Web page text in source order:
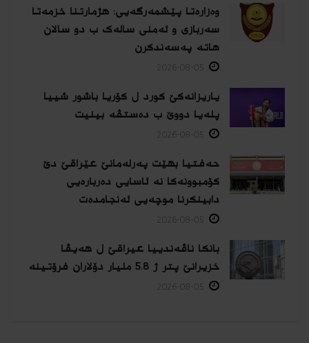
وەزارەتا پێشمەرگەیی: هژمارتنا خزمەتا
سەربازی و ئەمنی سالەک ب دو سالان
هاتە پەسەندكرن
یاریزانەكێ کورد ل کۆریا باشور شییا
پلەیا دووێ ب دەستڤە بینیت
حەفتیا بهێت پەرلەمانێ عێراقێ دێ
کۆمبوونەکا نە ئاسایی دەربارەیی
دابینکرنا موچەیی ئەنجامدەت
بانکا ناڤەندییا عیراقێ ل هەیڤا
خزیرانێ پتر ژ 5.8 ملیار دۆلاران فرۆتینە